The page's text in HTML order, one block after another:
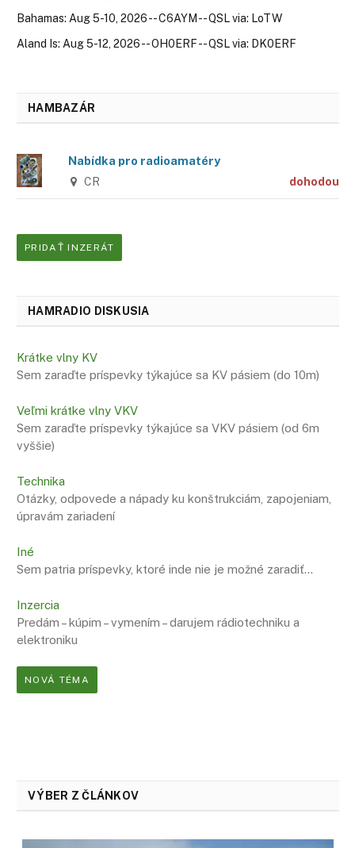
Bahamas: Aug 5-10, 2026 -- C6AYM -- QSL via: LoTW
Aland Is: Aug 5-12, 2026 -- OH0ERF -- QSL via: DK0ERF
HAMBAZÁR
Nabídka pro radioamatéry
CR dohodou
PRIDAŤ INZERÁT
HAMRADIO DISKUSIA
Krátke vlny KV
Sem zaraďte príspevky týkajúce sa KV pásiem (do 10m)
Veľmi krátke vlny VKV
Sem zaraďte príspevky týkajúce sa VKV pásiem (od 6m
vyššie)
Technika
Otázky, odpovede a nápady ku konštrukciám, zapojeniam,
úpravám zariadení
Iné
Sem patria príspevky, ktoré inde nie je možné zaradiť…
Inzercia
Predám – kúpim – vymením – darujem rádiotechniku a
elektroniku
NOVÁ TÉMA
VÝBER Z ČLÁNKOV